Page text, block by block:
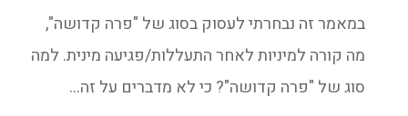
במאמר זה נבחרתי לעסוק בסוג של "פרה קדושה",
מה קורה למיניות לאחר התעללות/פגיעה מינית. למה
סוג של "פרה קדושה"? כי לא מדברים על זה...